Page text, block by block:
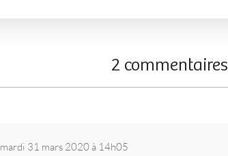
2 commentaires
mardi 31 mars 2020 à 14h05